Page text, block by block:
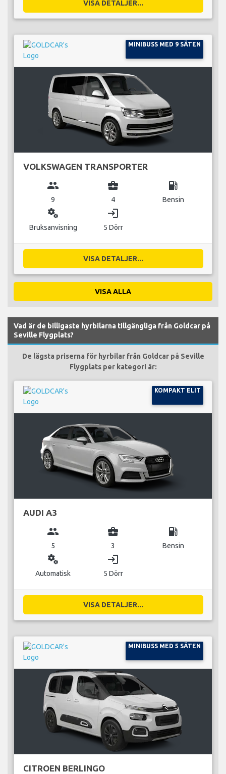
VISA DETALJER...
MINIBUSS MED 9 SÄTEN
VOLKSWAGEN TRANSPORTER
group
9
business_center
4
local_gas_station
Bensin
miscellaneous_services
Bruksanvisning
login
5 Dörr
VISA DETALJER...
VISA ALLA
Vad är de billigaste hyrbilarna tillgängliga från Goldcar på
Seville Flygplats?
De lägsta priserna för hyrbilar från Goldcar på Seville
Flygplats per kategori är:
KOMPAKT ELIT
AUDI A3
group
5
business_center
3
local_gas_station
Bensin
miscellaneous_services
Automatisk
login
5 Dörr
VISA DETALJER...
MINIBUSS MED 5 SÄTEN
CITROEN BERLINGO